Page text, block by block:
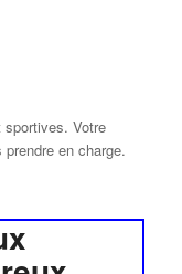
Votre
en charge.